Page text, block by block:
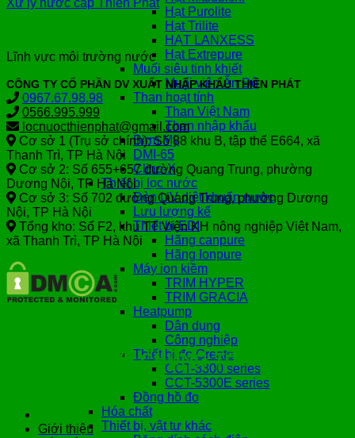
Hạt Purolite
Hạt Trilite
HẠT LANXESS
Hạt Extrepure
Muối siêu tinh khiết
Muối viên Ấn Độ
Than hoạt tính
Than Việt Nam
Than nhập khẩu
Birm Mỹ
DMI-65
Clino-X
Thiết bị lọc nước
Đèn UV diệt khuẩn nước
Lưu lượng kế
Thiết bị EDI
Hãng canpure
Hãng Ionpure
Máy ion kiềm
TRIM HYPER
TRIM GRACIA
Heatpump
Dân dụng
Công nghiệp
Thiết bị đo Create
CCT-3300 series
CCT-5300E series
Đồng hồ đo
Hóa chất
Thiết bị, vật tư khác
Xử lý nước cấp Thiên Phát
Lĩnh vực môi trường nước
CÔNG TY CỔ PHẦN DV XUẤT NHẬP KHẨU THIÊN PHÁT
0967.67.98.98
0566.995.999
locnuocthienphat@gmail.com
Cơ sở 1 (Trụ sở chính): Số 88 khu B, tập thể E664, xã
Thanh Trì, TP Hà Nội
Cơ sở 2: Số 655+657 đường Quang Trung, phường
Dương Nội, TP Hà Nội
Cơ sở 3: Số 702 đường Quang Trung, phường Dương
Nội, TP Hà Nội
Tổng kho: Số F2, khu TT Viện KH nông nghiệp Việt Nam,
xã Thanh Trì, TP Hà Nội
VỀ CHÚNG TÔI
Giới thiệu